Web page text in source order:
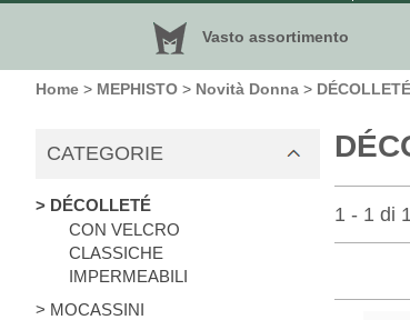
Vasto assortimento
Home > MEPHISTO > Novità Donna > DÉCOLLETÉ
CATEGORIE
> DÉCOLLETÉ
CON VELCRO
CLASSICHE
IMPERMEABILI
> MOCASSINI
1 - 1 di 1